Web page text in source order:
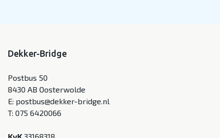
Dekker-Bridge
Postbus 50
8430 AB Oosterwolde
E: postbus@dekker-bridge.nl
T: 075 6420066